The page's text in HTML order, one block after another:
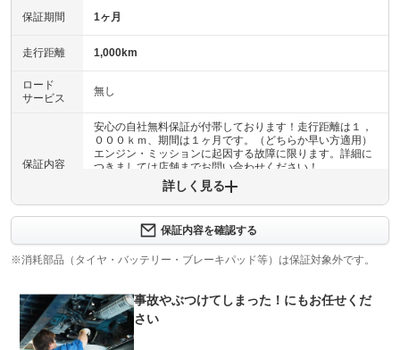
保証期間 1ヶ月
走行距離 1,000km
ロード
サービス
無し
保証内容
安心の自社無料保証が付帯しております！走行距離は１，
０００ｋｍ、期間は１ヶ月です。（どちらか早い方適用）
エンジン・ミッションに起因する故障に限ります。詳細に
つきましては店舗までお問い合わせください！
保証項目
車選びドットコム保証ＥＧＳプラスにご加入いただけま
す。（別途有料、加入には条件があります）詳細は店舗ま
でお問い合わせください。
上限金額 -
詳しく見る
保証内容を確認する
※消耗部品（タイヤ・バッテリー・ブレーキパッド等）は保証対象外です。
事故やぶつけてしまった！にもお任せくだ
さい